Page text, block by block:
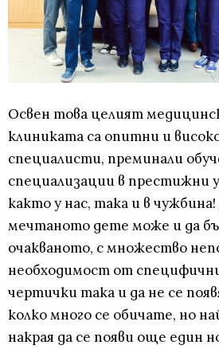
Освен това целият
клиниката са опитни и
специалисти, преминали
специализации в престижни
както у нас, така и в
мечтаното дете може и да
очакваното, с множество
необходимост от
чертички така и да не се
колко много се обичате, но
накрая да се появи още един